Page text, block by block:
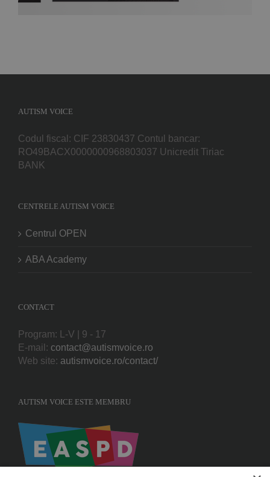
AUTISM VOICE
Codul fiscal: CIF 23830437 Contul bancar:
RO49BACX0000000968803037 Unicredit Tiriac
BANK
CENTRELE AUTISM VOICE
Centrul OPEN
ABA Academy
CONTACT
Program: L-V | 9 - 17
E-mail: contact@autismvoice.ro
Web site: autismvoice.ro/contact/
AUTISM VOICE ESTE MEMBRU